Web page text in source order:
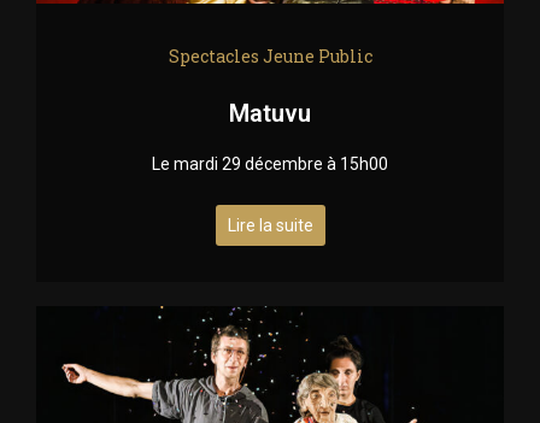
Spectacles Jeune Public
Matuvu
Le mardi 29 décembre à 15h00
Lire la suite